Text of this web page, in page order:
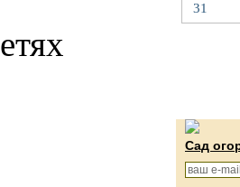
31
Сад